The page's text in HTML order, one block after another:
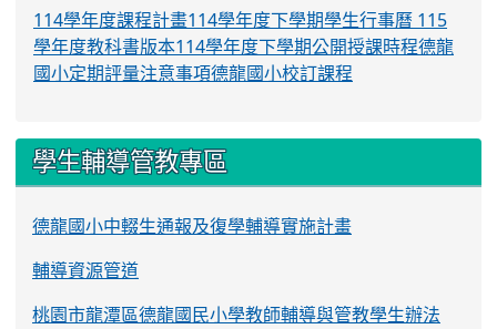
114學年度課程計畫114學年度下學期學生行事曆 115
學年度教科書版本114學年度下學期公開授課時程德龍
國小定期評量注意事項德龍國小校訂課程
學生輔導管教專區
德龍國小中輟生通報及復學輔導實施計畫
輔導資源管道
桃園市龍潭區德龍國民小學教師輔導與管教學生辦法